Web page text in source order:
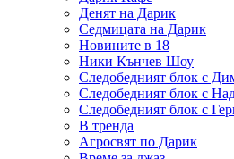
Денят на Дарик
Седмицата на Дарик
Новините в 18
Ники Кънчев Шоу
Следобедният блок с
Следобедният блок с
Следобедният блок с
В тренда
Агросвят по Дарик